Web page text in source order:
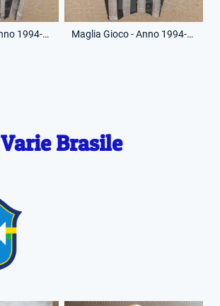
Maglia Gioco - Anno 1994-95 - 11 - (Fronte) Maglia Gioco - Anno 1994-95 - 11 - (Retro)
Varie Brasile